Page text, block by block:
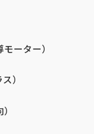
ーター）
）